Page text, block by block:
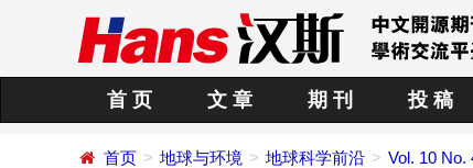
首 页 文 章 期 刊 投 稿
首页 地球与环境 地球科学前沿 Vol. 10 No.